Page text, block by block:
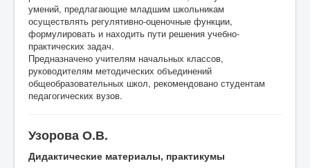
умений, предлагающие младшим школьникам
осуществлять регулятивно-оценочные функции,
формулировать и находить пути решения учебно-
практических задач.
Предназначено учителям начальных классов,
руководителям методических объединений
общеобразовательных школ, рекомендовано студентам
педагогических вузов.
Узорова О.В.
Дидактические материалы, практикумы